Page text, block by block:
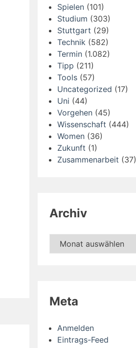
Spielen (101)
Studium (303)
Stuttgart (29)
Technik (582)
Termin (1.082)
Tipp (211)
Tools (57)
Uncategorized (17)
Uni (44)
Vorgehen (45)
Wissenschaft (444)
Women (36)
Zukunft (1)
Zusammenarbeit (37)
Archiv
Archiv
Meta
Anmelden
Eintrags-Feed